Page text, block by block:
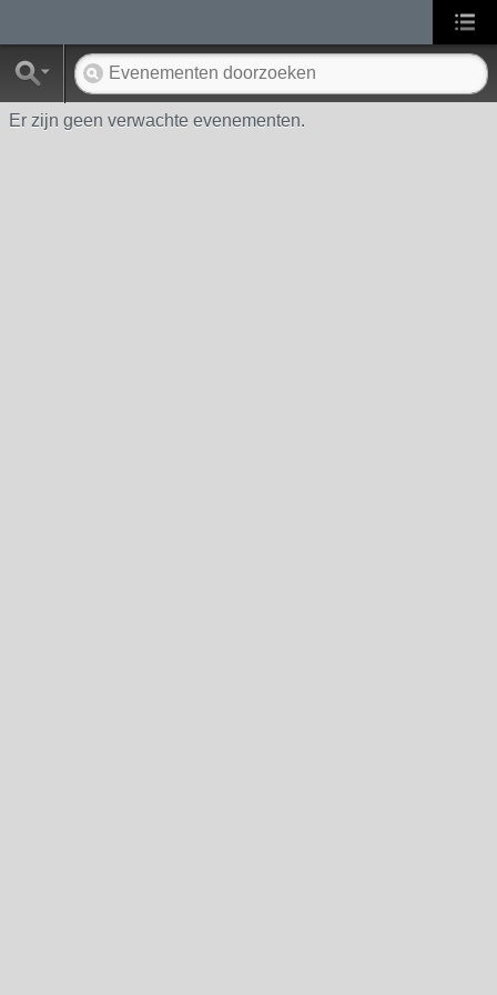
Er zijn geen verwachte evenementen.